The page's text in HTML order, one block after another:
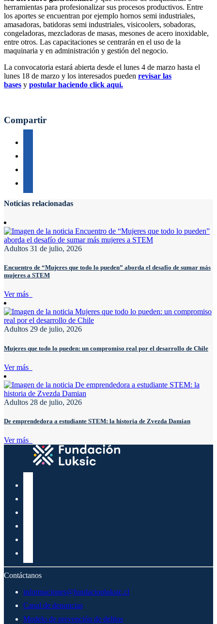
herramientas para profesionalizar sus procesos productivos. Entre
los aportes se encuentran por ejemplo hornos semi industriales,
amasadoras, batidoras semi industriales, visicoolers, sobadoras,
congeladoras, mezcladoras de masas, mesones de acero inoxidable,
entre otros. Las capacitaciones se centrarán en el uso de la
maquinaria y en administración y gestión del negocio.
La convocatoria estará abierta desde el lunes 4 de marzo hasta el
lunes 18 de marzo y los interesados pueden revisar las
bases y postular haciendo click aquí.
Compartir
Noticias relacionadas
Adultos 31 de julio, 2026
Encuentro de “Mujeres que todo lo pueden” aborda el desafío de sumar más
mujeres a STEM
Ver más
Adultos 29 de julio, 2026
Mujeres que todo lo pueden: un compromiso real por el desarrollo de Chile
Ver más
Adultos 28 de julio, 2026
De emprendedora a estudiante STEM: la historia de Zvezda Damian
Ver más
Contáctanos
informaciones@fundacionluksic.cl
Canal de denuncias
Modelo de prevención de delitos